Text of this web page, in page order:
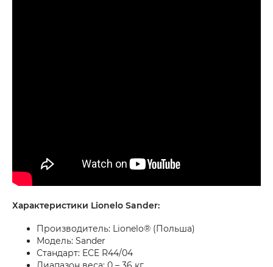
Характеристики Lionelo Sander:
Производитель: Lionelo® (Польша)
Модель: Sander
Стандарт: ECE R44/04